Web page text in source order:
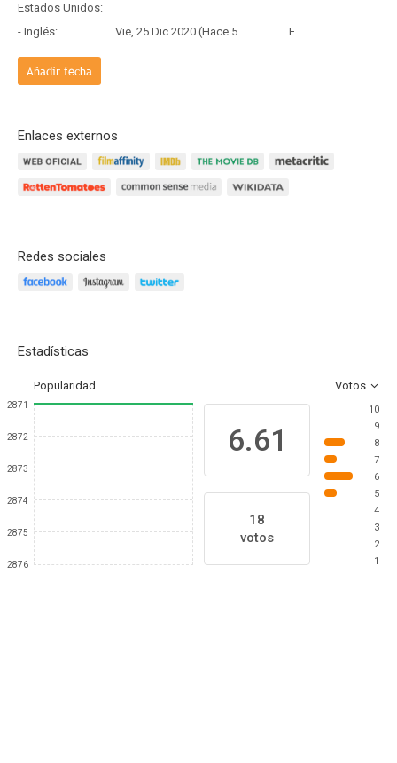
Estados Unidos:
- Inglés:
Vie, 25 Dic 2020 (Hace 5 años y 7 meses) Estreno
Añadir fecha
Enlaces externos
Redes sociales
Estadísticas
Popularidad Votos
2871
2872
2873
2874
2875
2876
6.61
18
votos
10
9
8
7
6
5
4
3
2
1